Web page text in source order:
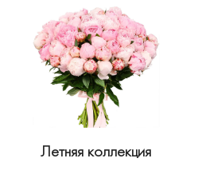
Летняя коллекция